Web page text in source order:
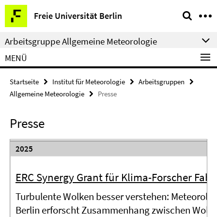
Springe
direkt
zu
Inhalt
Freie Universität Berlin
Service-
Navigation
Arbeitsgruppe Allgemeine Meteorologie
MENÜ
Startseite Institut für Meteorologie
Arbeitsgruppen
Allgemeine Meteorologie
Presse
Presse
2025
ERC Synergy Grant für Klima-Forscher
Turbulente Wolken besser verstehen:
Berlin erforscht Zusammenhang zwischen